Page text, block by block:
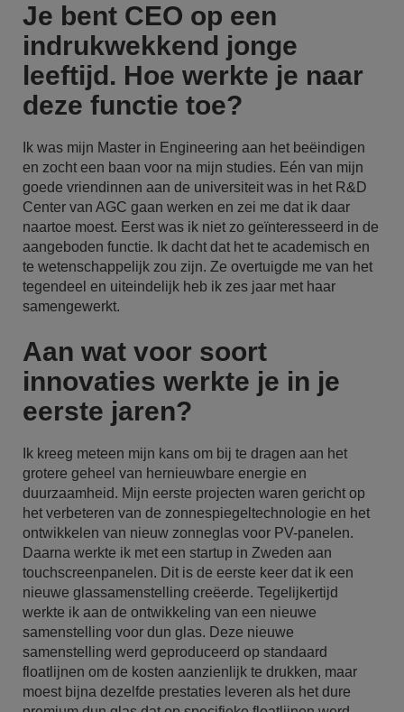
Je bent CEO op een
indrukwekkend jonge
leeftijd. Hoe werkte je naar
deze functie toe?
Ik was mijn Master in Engineering aan het beëindigen
en zocht een baan voor na mijn studies. Eén van mijn
goede vriendinnen aan de universiteit was in het R&D
Center van AGC gaan werken en zei me dat ik daar
naartoe moest. Eerst was ik niet zo geïnteresseerd in de
aangeboden functie. Ik dacht dat het te academisch en
te wetenschappelijk zou zijn. Ze overtuigde me van het
tegendeel en uiteindelijk heb ik zes jaar met haar
samengewerkt.
Aan wat voor soort
innovaties werkte je in je
eerste jaren?
Ik kreeg meteen mijn kans om bij te dragen aan het
grotere geheel van hernieuwbare energie en
duurzaamheid. Mijn eerste projecten waren gericht op
het verbeteren van de zonnespiegeltechnologie en het
ontwikkelen van nieuw zonneglas voor PV-panelen.
Daarna werkte ik met een startup in Zweden aan
touchscreenpanelen. Dit is de eerste keer dat ik een
nieuwe glassamenstelling creëerde. Tegelijkertijd
werkte ik aan de ontwikkeling van een nieuwe
samenstelling voor dun glas. Deze nieuwe
samenstelling werd geproduceerd op standaard
floatlijnen om de kosten aanzienlijk te drukken, maar
moest bijna dezelfde prestaties leveren als het dure